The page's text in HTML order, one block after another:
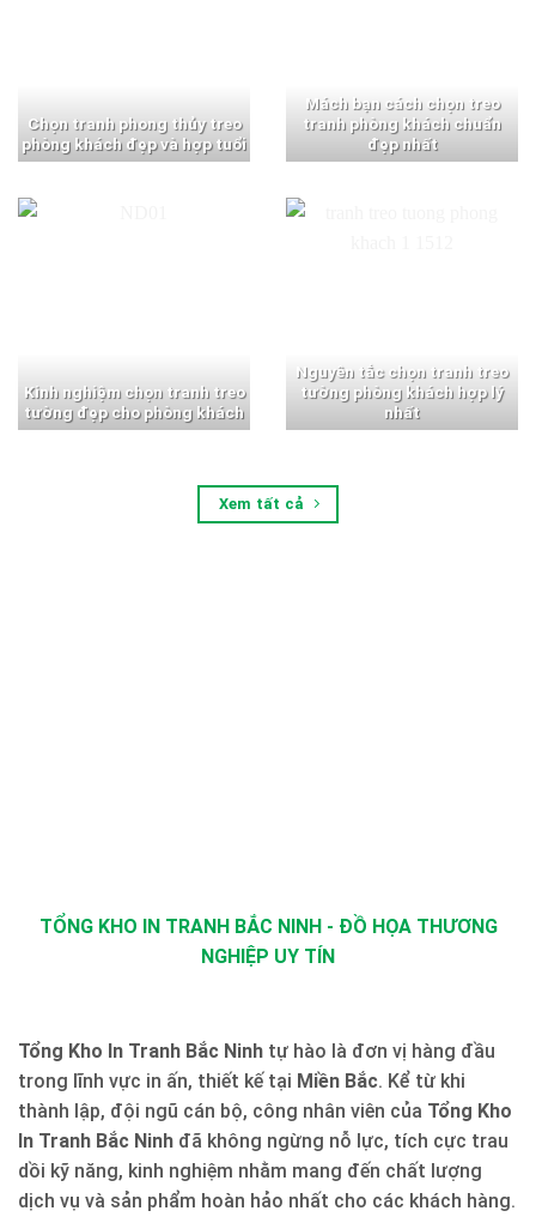
Chọn tranh phong thủy treo
phòng khách đẹp và hợp tuổi
Mách bạn cách chọn treo
tranh phòng khách chuẩn
đẹp nhất
Kinh nghiệm chọn tranh treo
tường đẹp cho phòng khách
Nguyên tắc chọn tranh treo
tường phòng khách hợp lý
nhất
Xem tất cả
TỔNG KHO IN TRANH BẮC NINH - ĐỒ HỌA THƯƠNG
NGHIỆP UY TÍN
Tổng Kho In Tranh Bắc Ninh tự hào là đơn vị hàng đầu
trong lĩnh vực in ấn, thiết kế tại Miền Bắc. Kể từ khi
thành lập, đội ngũ cán bộ, công nhân viên của Tổng Kho
In Tranh Bắc Ninh đã không ngừng nỗ lực, tích cực trau
dồi kỹ năng, kinh nghiệm nhằm mang đến chất lượng
dịch vụ và sản phẩm hoàn hảo nhất cho các khách hàng.